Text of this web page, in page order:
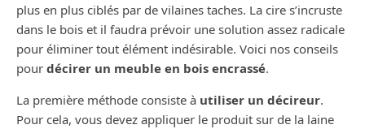
plus en plus ciblés par de vilaines taches. La cire s’incruste
dans le bois et il faudra prévoir une solution assez radicale
pour éliminer tout élément indésirable. Voici nos conseils
pour décirer un meuble en bois encrassé.
La première méthode consiste à utiliser un décireur.
Pour cela, vous devez appliquer le produit sur de la laine